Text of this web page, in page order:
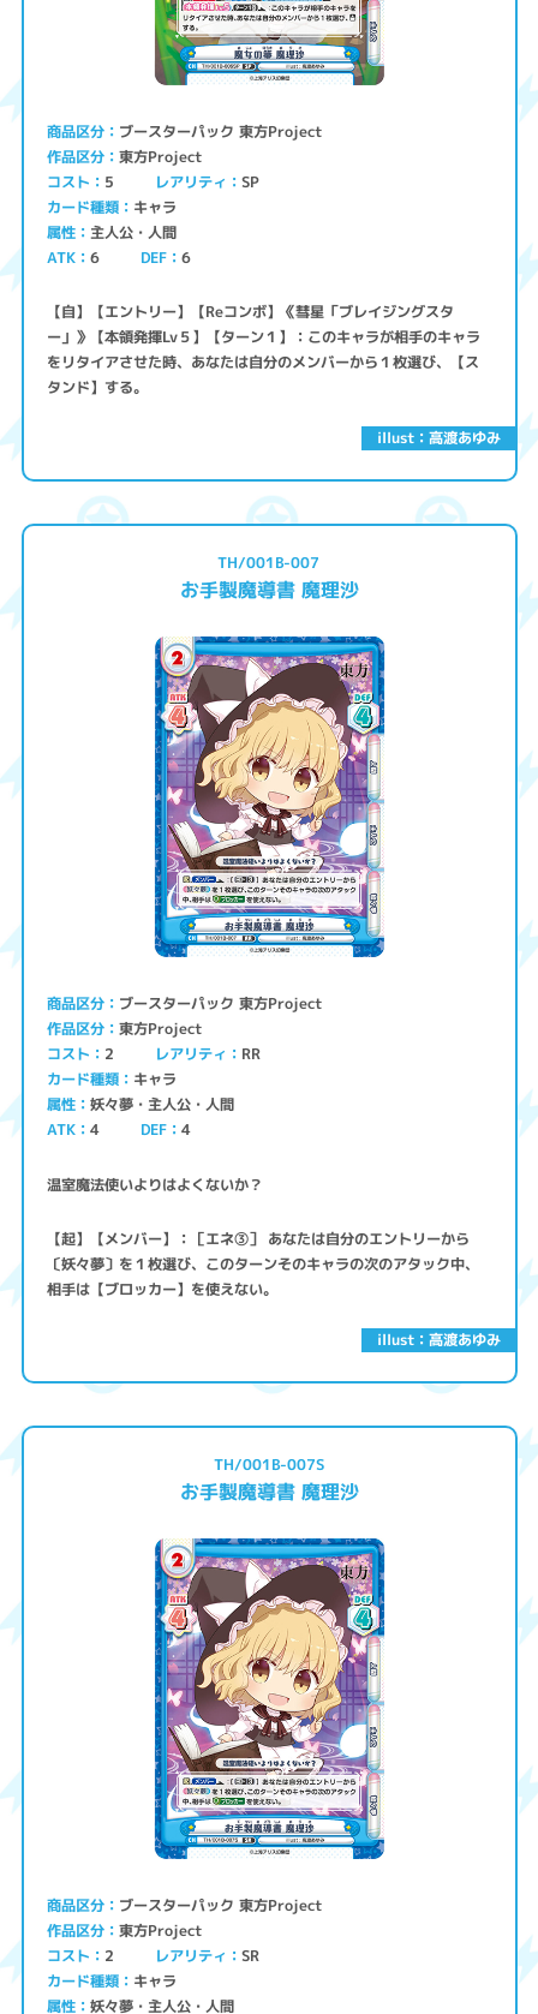
illust：高渡あゆみ
商品区分 ブースターパック 東方Project
作品区分 東方Project
コスト 5 レアリティ SP
カード種類 キャラ
属性 主人公・人間
ATK 6 DEF 6
【自】【エントリー】【Reコンボ】《彗星「ブレイジングスタ
ー」》【本領発揮Lv５】【ターン１】：このキャラが相手のキャラ
をリタイアさせた時、あなたは自分のメンバーから１枚選び、【ス
タンド】する。
illust：高渡あゆみ
TH/001B-007
お手製魔導書 魔理沙
商品区分 ブースターパック 東方Project
作品区分 東方Project
コスト 2 レアリティ RR
カード種類 キャラ
属性 妖々夢・主人公・人間
ATK 4 DEF 4
温室魔法使いよりはよくないか？
【起】【メンバー】：［エネ③］ あなたは自分のエントリーから
〔妖々夢〕を１枚選び、このターンそのキャラの次のアタック中、
相手は【ブロッカー】を使えない。
TH/001B-007S
お手製魔導書 魔理沙
商品区分 ブースターパック 東方Project
作品区分 東方Project
コスト 2 レアリティ SR
カード種類 キャラ
属性 妖々夢・主人公・人間